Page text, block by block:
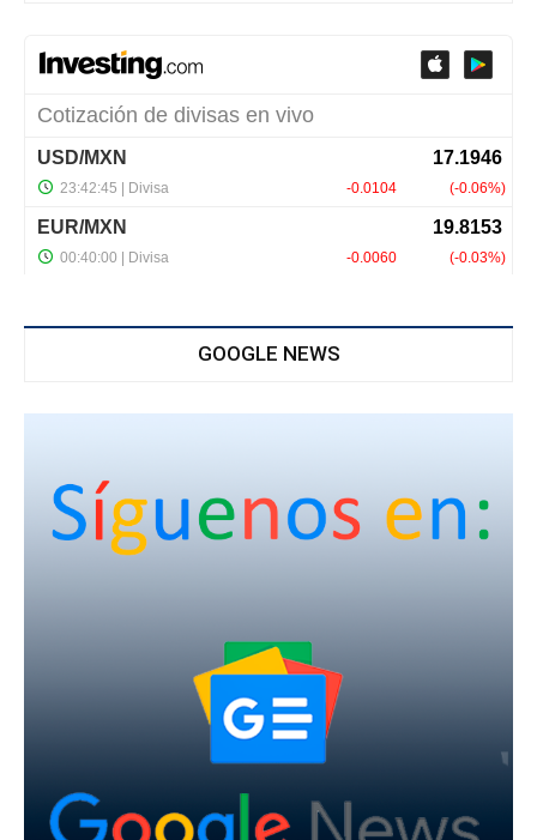
GOOGLE NEWS